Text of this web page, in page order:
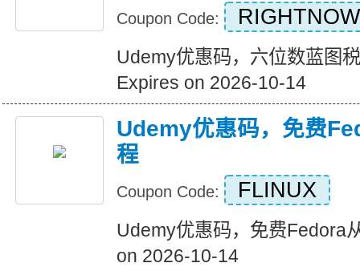
Coupon Code: RIGHTNOW
Udemy优惠码，六位数蓝图
Expires on 2026-10-14
Udemy优惠码，免费
程
Coupon Code: FLINUX
Udemy优惠码，免费Fedora
on 2026-10-14